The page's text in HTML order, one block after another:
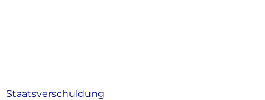
Staatsverschuldung